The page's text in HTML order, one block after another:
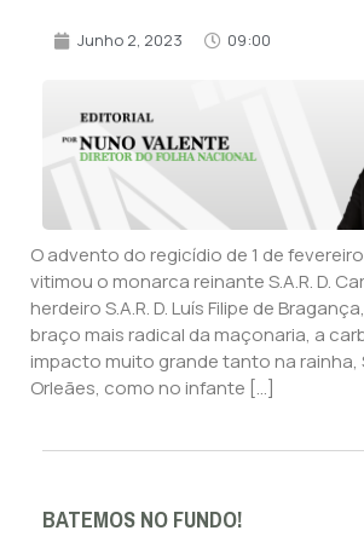
Junho 2, 2023 09:00
O advento do regicídio de 1 de
vitimou o monarca reinante S.A.R. D.
herdeiro S.A.R. D. Luís Filipe de
braço mais radical da maçonaria, a
impacto muito grande tanto na rainha,
Orleães, como no infante […]
BATEMOS NO FUNDO!